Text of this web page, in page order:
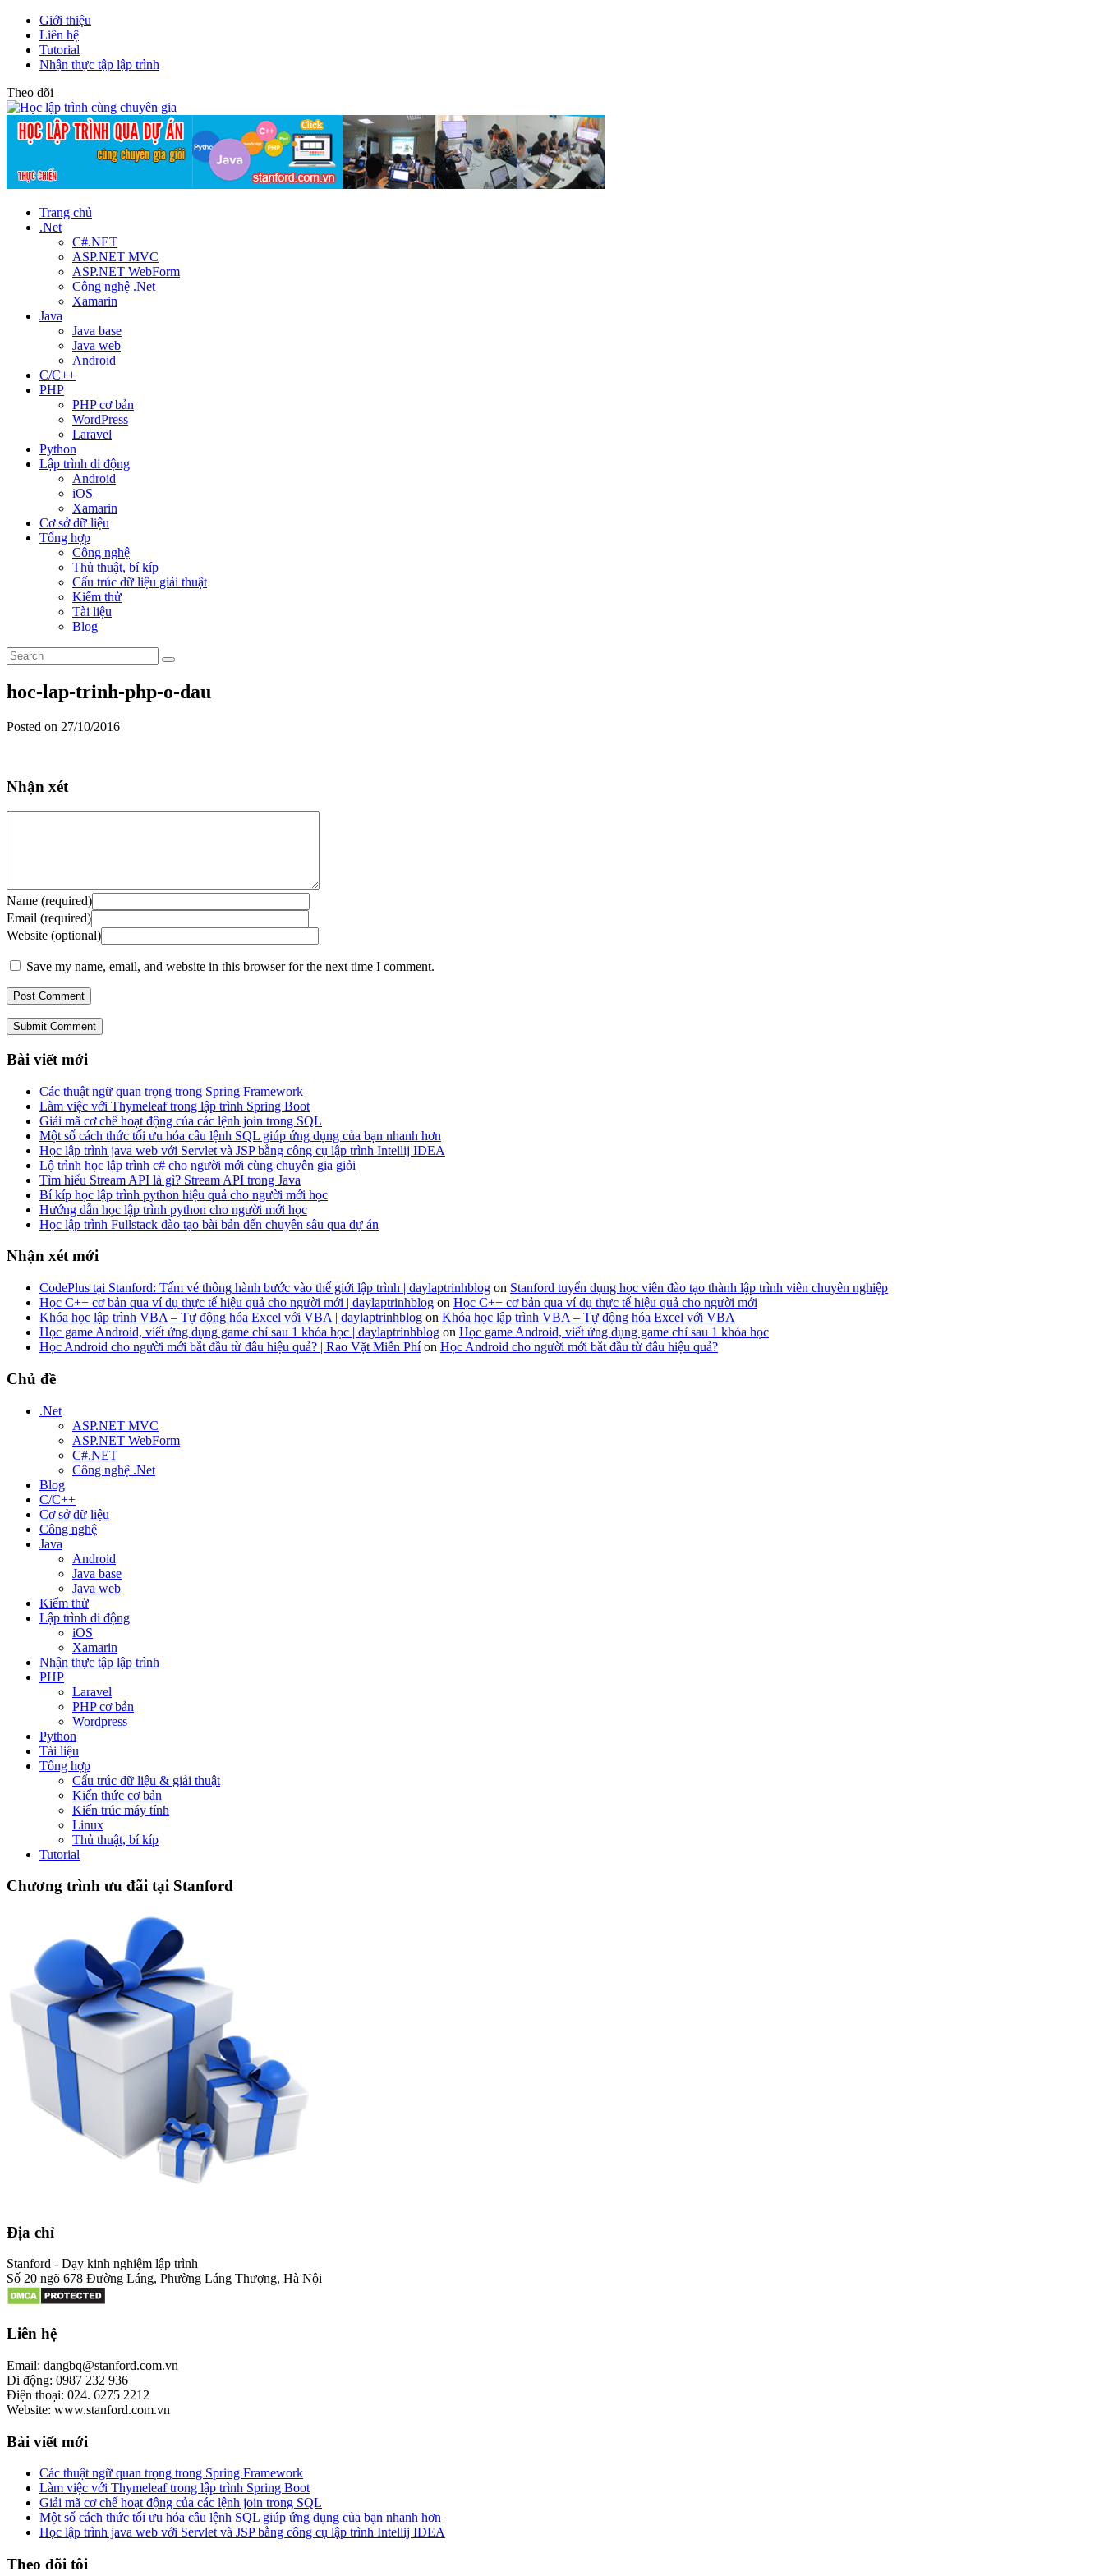
Giới thiệu
Liên hệ
Tutorial
Nhận thực tập lập trình
Theo dõi
Trang chủ
.Net
C#.NET
ASP.NET MVC
ASP.NET WebForm
Công nghệ .Net
Xamarin
Java
Java base
Java web
Android
C/C++
PHP
PHP cơ bản
WordPress
Laravel
Python
Lập trình di động
Android
iOS
Xamarin
Cơ sở dữ liệu
Tổng hợp
Công nghệ
Thủ thuật, bí kíp
Cấu trúc dữ liệu giải thuật
Kiểm thử
Tài liệu
Blog
hoc-lap-trinh-php-o-dau
Posted on 27/10/2016
Nhận xét
Name (required)
Email (required)
Website (optional)
Save my name, email, and website in this browser for the next time I comment.
Submit Comment
Bài viết mới
Các thuật ngữ quan trọng trong Spring Framework
Làm việc với Thymeleaf trong lập trình Spring Boot
Giải mã cơ chế hoạt động của các lệnh join trong SQL
Một số cách thức tối ưu hóa câu lệnh SQL giúp ứng dụng của bạn nhanh hơn
Học lập trình java web với Servlet và JSP bằng công cụ lập trình Intellij IDEA
Lộ trình học lập trình c# cho người mới cùng chuyên gia giỏi
Tìm hiểu Stream API là gì? Stream API trong Java
Bí kíp học lập trình python hiệu quả cho người mới học
Hướng dẫn học lập trình python cho người mới học
Học lập trình Fullstack đào tạo bài bản đến chuyên sâu qua dự án
Nhận xét mới
CodePlus tại Stanford: Tấm vé thông hành bước vào thế giới lập trình | daylaptrinhblog on Stanford tuyển dụng học viên đào tạo thành lập trình viên chuyên nghiệp
Học C++ cơ bản qua ví dụ thực tế hiệu quả cho người mới | daylaptrinhblog on Học C++ cơ bản qua ví dụ thực tế hiệu quả cho người mới
Khóa học lập trình VBA – Tự động hóa Excel với VBA | daylaptrinhblog on Khóa học lập trình VBA – Tự động hóa Excel với VBA
Học game Android, viết ứng dụng game chỉ sau 1 khóa học | daylaptrinhblog on Học game Android, viết ứng dụng game chỉ sau 1 khóa học
Học Android cho người mới bắt đầu từ đâu hiệu quả? | Rao Vặt Miễn Phíon Học Android cho người mới bắt đầu từ đâu hiệu quả?
Chủ đề
.Net
ASP.NET MVC
ASP.NET WebForm
C#.NET
Công nghệ .Net
Blog
C/C++
Cơ sở dữ liệu
Công nghệ
Java
Android
Java base
Java web
Kiểm thử
Lập trình di động
iOS
Xamarin
Nhận thực tập lập trình
PHP
Laravel
PHP cơ bản
Wordpress
Python
Tài liệu
Tổng hợp
Cấu trúc dữ liệu & giải thuật
Kiến thức cơ bản
Kiến trúc máy tính
Linux
Thủ thuật, bí kíp
Tutorial
Chương trình ưu đãi tại Stanford
Địa chỉ
Stanford - Dạy kinh nghiệm lập trình
Số 20 ngõ 678 Đường Láng, Phường Láng Thượng, Hà Nội
Liên hệ
Email: dangbq@stanford.com.vn
Di động: 0987 232 936
Điện thoại: 024. 6275 2212
Website: www.stanford.com.vn
Bài viết mới
Các thuật ngữ quan trọng trong Spring Framework
Làm việc với Thymeleaf trong lập trình Spring Boot
Giải mã cơ chế hoạt động của các lệnh join trong SQL
Một số cách thức tối ưu hóa câu lệnh SQL giúp ứng dụng của bạn nhanh hơn
Học lập trình java web với Servlet và JSP bằng công cụ lập trình Intellij IDEA
Theo dõi tôi